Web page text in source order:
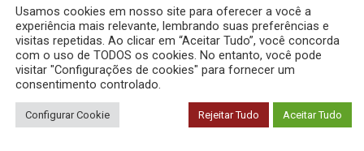
CERÂMICA
Usamos cookies em nosso site para oferecer a você a
experiência mais relevante, lembrando suas preferências e
visitas repetidas. Ao clicar em “Aceitar Tudo”, você concorda
com o uso de TODOS os cookies. No entanto, você pode
visitar "Configurações de cookies" para fornecer um
consentimento controlado.
Configurar Cookie Rejeitar Tudo Aceitar Tudo